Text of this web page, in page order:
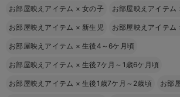
お部屋映えアイテム ×女の子 お部屋映えアイテム
お部屋映えアイテム × 新生児 お部屋映えアイテム
お部屋映えアイテム ×生後4～6ケ月頃
お部屋映えアイテム ×生後7ケ月～1歳6ケ月頃
お部屋映えアイテム ×生後1歳7ケ月～2歳頃 お部